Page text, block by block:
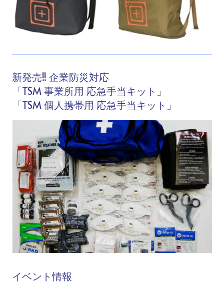
新発売!! 企業防災対応
「TSM 事業所用 応急手当キット」
「TSM 個人携帯用 応急手当キット」
イベント情報